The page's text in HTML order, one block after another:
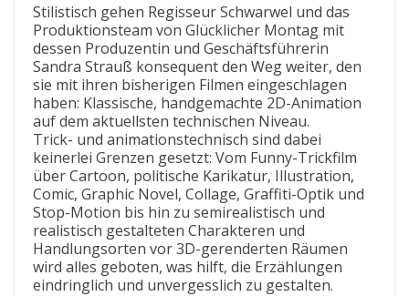
Stilistisch gehen Regisseur Schwarwel und das
Produktionsteam von Glücklicher Montag mit
dessen Produzentin und Geschäftsführerin
Sandra Strauß konsequent den Weg weiter, den
sie mit ihren bisherigen Filmen eingeschlagen
haben: Klassische, handgemachte 2D-Animation
auf dem aktuellsten technischen Niveau.
Trick- und animationstechnisch sind dabei
keinerlei Grenzen gesetzt: Vom Funny-Trickfilm
über Cartoon, politische Karikatur, Illustration,
Comic, Graphic Novel, Collage, Graffiti-Optik und
Stop-Motion bis hin zu semirealistisch und
realistisch gestalteten Charakteren und
Handlungsorten vor 3D-gerenderten Räumen
wird alles geboten, was hilft, die Erzählungen
eindringlich und unvergesslich zu gestalten.